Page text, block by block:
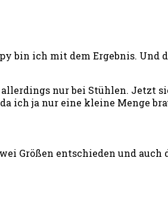
bin ich mit dem Ergebnis.
nur bei Stühlen. Jetzt
ich ja nur eine kleine Menge
Größen entschieden und